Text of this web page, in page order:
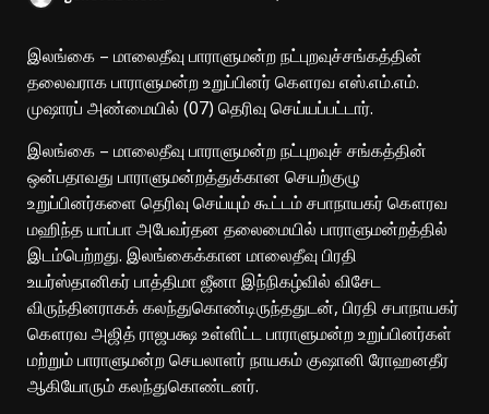
இலங்கை – மாலைதீவு பாராளுமன்ற நட்புறவுச்சங்கத்தின்
தலைவராக பாராளுமன்ற உறுப்பினர் கௌரவ எஸ்.எம்.எம்.
முஷாரப் அண்மையில் (07) தெரிவு செய்யப்பட்டார்.
இலங்கை – மாலைதீவு பாராளுமன்ற நட்புறவுச் சங்கத்தின்
ஒன்பதாவது பாராளுமன்றத்துக்கான செயற்குழு
உறுப்பினர்களை தெரிவு செய்யும் கூட்டம் சபாநாயகர் கௌரவ
மஹிந்த யாப்பா அபேவர்தன தலைமையில் பாராளுமன்றத்தில்
இடம்பெற்றது. இலங்கைக்கான மாலைதீவு பிரதி
உயர்ஸ்தானிகர் பாத்திமா ஜீனா இந்நிகழ்வில் விசேட
விருந்தினராகக் கலந்துகொண்டிருந்ததுடன், பிரதி சபாநாயகர்
கௌரவ அஜித் ராஜபக்ஷ உள்ளிட்ட பாராளுமன்ற உறுப்பினர்கள்
மற்றும் பாராளுமன்ற செயலாளர் நாயகம் குஷானி ரோஹனதீர
ஆகியோரும் கலந்துகொண்டனர்.